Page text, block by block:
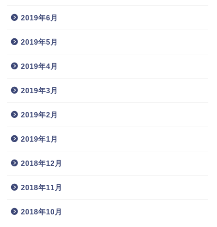
2019年6月
2019年5月
2019年4月
2019年3月
2019年2月
2019年1月
2018年12月
2018年11月
2018年10月